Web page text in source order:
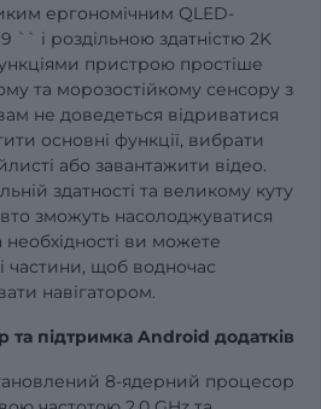
ергономічним QLED-
9 `` і роздільною здатністю 2K
пристрою простіше
та морозостійкому сенсору з
не доведеться відриватися
основні функції, вибрати
або завантажити відео.
здатності та великому куту
зможуть насолоджуватися
ви можете
частини, щоб водночас
навігатором.
підтримка Android додатків
8-ядерний процесор